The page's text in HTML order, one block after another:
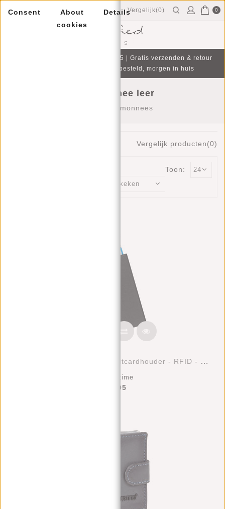
0
Vergelijk(0)
Gratis cadeau bij aankoop v.a. €75 | Gratis verzenden & retour
| Op werkdagen voor 16:00 besteld, morgen in huis
Portemonnee leer
Portemonnees
Vergelijk producten(0)
Toon:
Justified Bags® Basic - Creditcardhouder - RFID - Card Protector - Zwart
Deliverytime
€17,95
Consent
About
cookies
Details